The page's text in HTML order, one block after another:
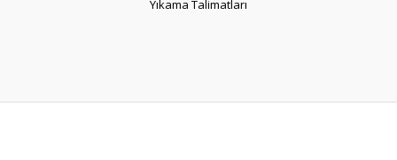
Yıkama Talimatları